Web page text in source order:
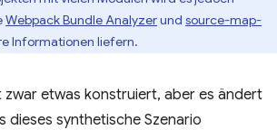
Webpack Bundle Analyzerund source-map-
Informationen liefern.
zwar etwas konstruiert, aber es ändert
dieses synthetische Szenario